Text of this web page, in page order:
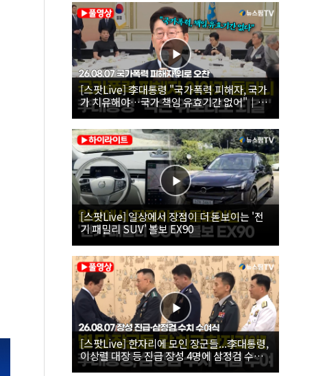
[스팟Live] 李대통령 "국가폭력 피해자, 국가
가 치유해야…국가 책임 유효기간 없어"｜
26.08.07 국가폭력 피해자 위로 오찬
[스팟Live] 일상에서 장점이 더 돋보이는 '전
기 패밀리 SUV' 볼보 EX90
[스팟Live] 한자리에 모인 장군들...李대통령,
이상렬 대장 등 진급 장성 4명에 삼정검 수치
직접 수여｜26.08.07 장성 진급·삼정검 수치